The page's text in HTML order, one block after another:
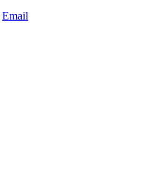
Email